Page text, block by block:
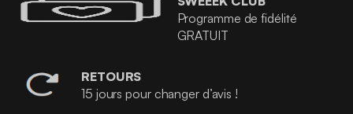
Programme de fidélité
GRATUIT
RETOURS
15 jours pour changer d’avis !